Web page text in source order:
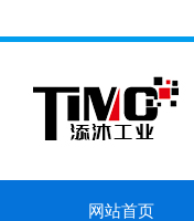
网站首页